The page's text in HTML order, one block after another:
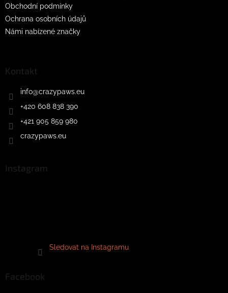
Obchodní podmínky
Ochrana osobních údajů
Námi nabízené značky
Kontakt
info@crazypaws.eu
+420 608 838 390
+421 905 859 980
crazypaws.eu
Instagram
Sledovat na Instagramu
Facebook